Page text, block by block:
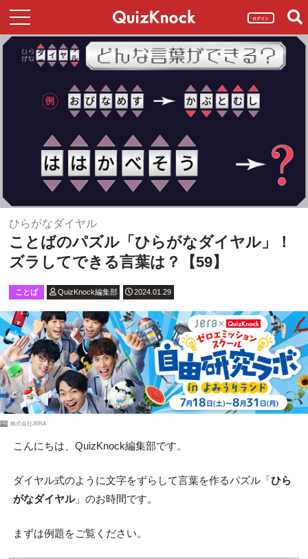
ログイン
ひらがなダイヤル
ことばのパズル「ひらがなダイヤル」！
ズラしてできる言葉は？【59】
ことば QuizKnock編集部 2024.01.29
PR 株式会社JERA
こんにちは、QuizKnock編集部です。
ダイヤル式のように文字をずらして言葉を作るパズル「ひら
がなダイヤル」のお時間です。
まずは例題をご覧ください。